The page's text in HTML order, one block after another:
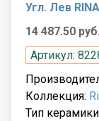
Угл. Лев
14 487.50 руб.
Артикул:
Коллекция:
Тип